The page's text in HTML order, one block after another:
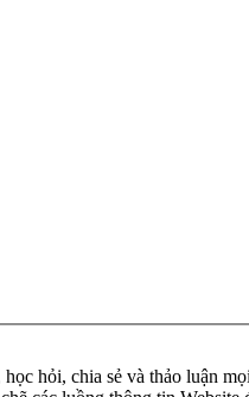
hỏi, chia sẻ và thảo luận